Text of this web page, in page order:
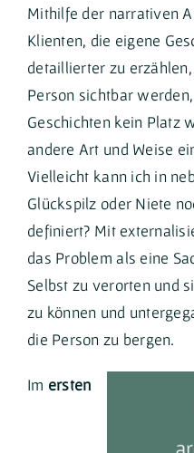
Mithilfe der narrativen
Klienten, die eigene
detaillierter zu
Person sichtbar
Geschichten kein Platz
andere Art und Weise
Vielleicht kann ich in
Glückspilz oder Niete
definiert? Mit
das Problem als eine
Selbst zu verorten und
zu können und
die Person zu bergen.
Im ersten